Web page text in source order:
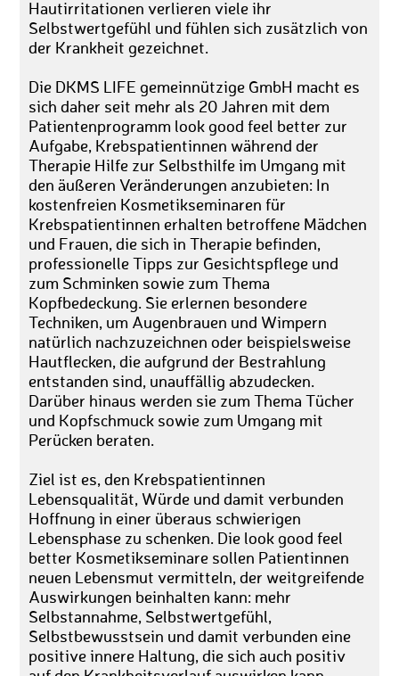
Hautirritationen verlieren viele ihr
Selbstwertgefühl und fühlen sich zusätzlich von
der Krankheit gezeichnet.
Die DKMS LIFE gemeinnützige GmbH macht es
sich daher seit mehr als 20 Jahren mit dem
Patientenprogramm look good feel better zur
Aufgabe, Krebspatientinnen während der
Therapie Hilfe zur Selbsthilfe im Umgang mit
den äußeren Veränderungen anzubieten: In
kostenfreien Kosmetikseminaren für
Krebspatientinnen erhalten betroffene Mädchen
und Frauen, die sich in Therapie befinden,
professionelle Tipps zur Gesichtspflege und
zum Schminken sowie zum Thema
Kopfbedeckung. Sie erlernen besondere
Techniken, um Augenbrauen und Wimpern
natürlich nachzuzeichnen oder beispielsweise
Hautflecken, die aufgrund der Bestrahlung
entstanden sind, unauffällig abzudecken.
Darüber hinaus werden sie zum Thema Tücher
und Kopfschmuck sowie zum Umgang mit
Perücken beraten.
Ziel ist es, den Krebspatientinnen
Lebensqualität, Würde und damit verbunden
Hoffnung in einer überaus schwierigen
Lebensphase zu schenken. Die look good feel
better Kosmetikseminare sollen Patientinnen
neuen Lebensmut vermitteln, der weitgreifende
Auswirkungen beinhalten kann: mehr
Selbstannahme, Selbstwertgefühl,
Selbstbewusstsein und damit verbunden eine
positive innere Haltung, die sich auch positiv